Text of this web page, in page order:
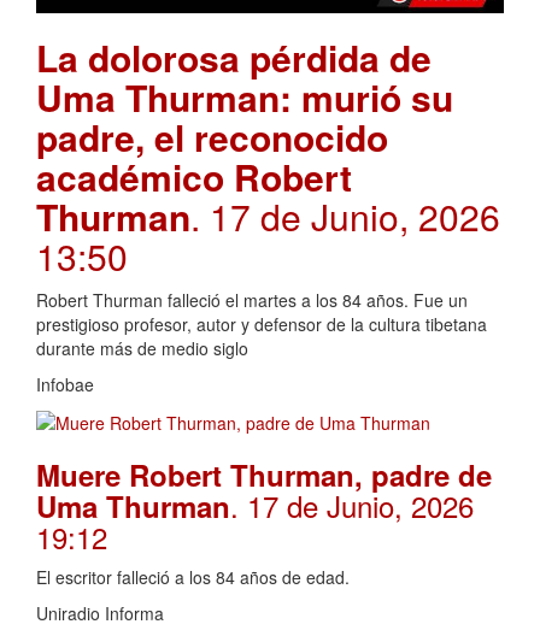
La dolorosa pérdida de
Uma Thurman: murió su
padre, el reconocido
académico Robert
Thurman. 17 de Junio, 2026
13:50
Robert Thurman falleció el martes a los 84 años. Fue un
prestigioso profesor, autor y defensor de la cultura tibetana
durante más de medio siglo
Infobae
Muere Robert Thurman, padre de
Uma Thurman. 17 de Junio, 2026
19:12
El escritor falleció a los 84 años de edad.
Uniradio Informa